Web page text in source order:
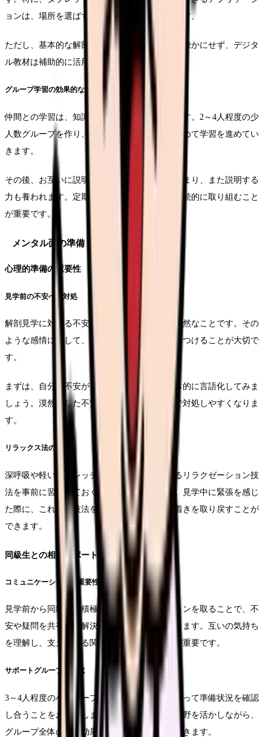
ョンは、場所を選ばず学習できる利点があります。
ただし、基本的な解剖学の教科書による学習を疎かにせず、デジタ
ル教材は補助的に活用することをお勧めします。
グループ学習の効果的な進め方
仲間との学習は、知識の定着に非常に効果的です。2～4人程度の少
人数グループを作り、各自が担当する系統を決めて学習を進めてい
きます。
その後、お互いに説明し合うことで、理解が深まり、また説明する
力も養われます。定期的な学習会を設定し、継続的に取り組むこと
が重要です。
メンタル面の準備
心理的準備の重要性
見学前の不安への対処
解剖見学に対する不安や緊張を感じることは自然なことです。その
ような感情に対して、具体的な対処方法を身につけることが大切で
す。
まずは、自分の不安がどのようなものかを具体的に言語化してみま
しょう。漠然とした不安は、具体化することで対処しやすくなりま
す。
リラックス法の習得
深呼吸や軽いストレッチなど、その場でできるリラクゼーション技
法を事前に習得しておくことをお勧めします。見学中に緊張を感じ
た際に、これらの技法を用いることで、落ち着きを取り戻すことが
できます。
同級生との相互サポート
コミュニケーションの重要性
見学前から同級生と積極的にコミュニケーションを取ることで、不
安や疑問を共有し、解決策を見出すことができます。互いの気持ち
を理解し、支え合える関係を築いておくことが重要です。
サポートグループの形成
3～4人程度の小グループを作り、定期的に集まって準備状況を確認
し合うことをお勧めします。それぞれの得意分野を活かしながら、
グループ全体の学習効果を高めていくことができます。